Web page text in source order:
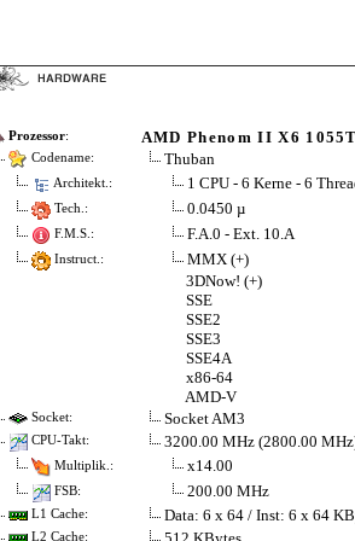
Prozessor: AMD Phenom II X6 1055T
Codename: Thuban
Architekt.: 1 CPU - 6 Kerne - 6
Tech.: 0.0450 µ
F.M.S.: F.A.0 - Ext. 10.A
Instruct.:
MMX (+)
3DNow! (+)
SSE
SSE2
SSE3
SSE4A
x86-64
AMD-V
Socket: Socket AM3
CPU-Takt: 3200.00 MHz (2800.00
Multiplik.: x14.00
FSB: 200.00 MHz
L1 Cache: Data: 6 x 64 / Inst: 6 x 64
L2 Cache: